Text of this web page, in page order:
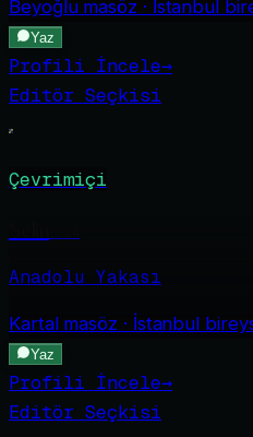
Beyoğlumasöz · İstanbul
Yaz
Profili İncele→
Editör Seçkisi
Çevrimiçi
Anadolu Yakası
Kartalmasöz · İstanbul
Yaz
Profili İncele→
Editör Seçkisi